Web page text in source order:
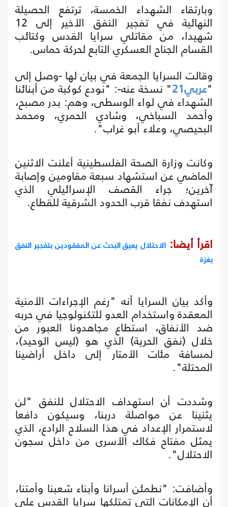
وبارتقاء الشهداء الخمسة، ترتفع الحصيلة
النهائية في تفجير النفق الأخير إلى 12
شهيدا، من مقاتلي سرايا القدس وكتائب
القسام الجناح العسكري التابع لحركة حماس.
وقالت السرايا الجمعة في بيان لها -وصل إلى
"عربي21 " نسخة عنه-: "نودع كوكبة من أبنائنا
الشهداء في لواء الوسطى، وهم: بدر مصبح،
وأحمد السباخي، وشادي الحمري، ومحمد
البحيصي، وعلاء أبو غراب".
وكانت وزارة الصحة الفلسطينية أعلنت الاثنين
الماضي عن استشهاد سبعة مقاومين وإصابة
آخرين؛ جراء القصف الإسرائيلي الذي
استهدف نفقا قرب الحدود الشرقية للقطاع.
اقرأ أيضا: الاحتلال يعيق البحث عن المفقودين بتفجير النفق
بغزة
وأكد بيان السرايا أنه "رغم الإجراءات الأمنية
المعقدة واستخدام العدو للتكنولوجيا في حربه
ضد الأنفاق، استطاع مجاهدونا العبور من
خلال (نفق الحرية) الذي هو (ليس الوحيد)،
لمسافة مئات الأمتار إلى داخل أراضينا
المحتلة".
وشددت أن استهداف الاحتلال للنفق "لن
يثنينا عن مواصلة دربنا، وسيكون دافعا
لاستمرار الإعداد في هذا السلاح الرادع، الذي
يمثل مفتاح فكاك الأسرى من داخل سجون
الاحتلال".
وأضافت: "نطمئن أسرانا وأبناء شعبنا وأمتنا،
أن الإمكانات التي تمتلكها سرايا القدس على